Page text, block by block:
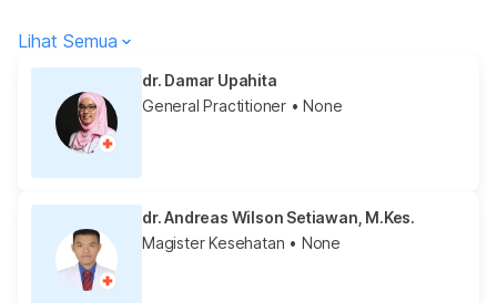
Lihat Semua
dr. Damar Upahita
General Practitioner • None
dr. Andreas Wilson Setiawan, M.Kes.
Magister Kesehatan • None